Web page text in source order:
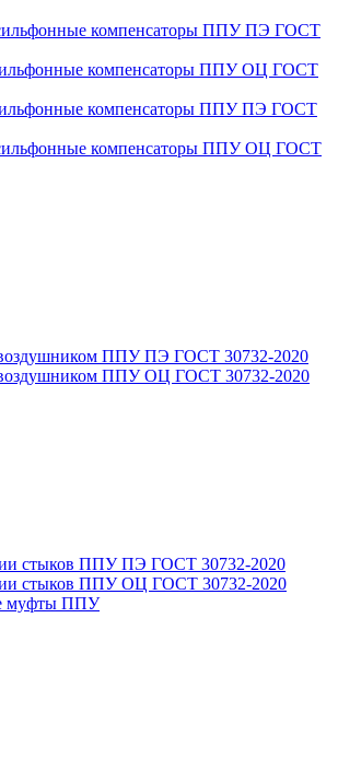
компенсаторы ППУ ПЭ ГОСТ
компенсаторы ППУ ОЦ ГОСТ
компенсаторы ППУ ПЭ ГОСТ
компенсаторы ППУ ОЦ ГОСТ
ППУ ПЭ ГОСТ 30732-2020
ППУ ОЦ ГОСТ 30732-2020
стыков ППУ ПЭ ГОСТ 30732-2020
стыков ППУ ОЦ ГОСТ 30732-2020
муфты ППУ